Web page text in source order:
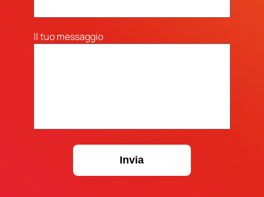
Il tuo messaggio